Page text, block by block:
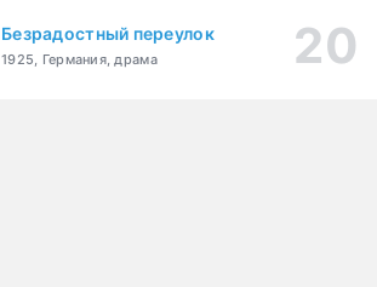
Безрадостный переулок
1925, Германия, драма